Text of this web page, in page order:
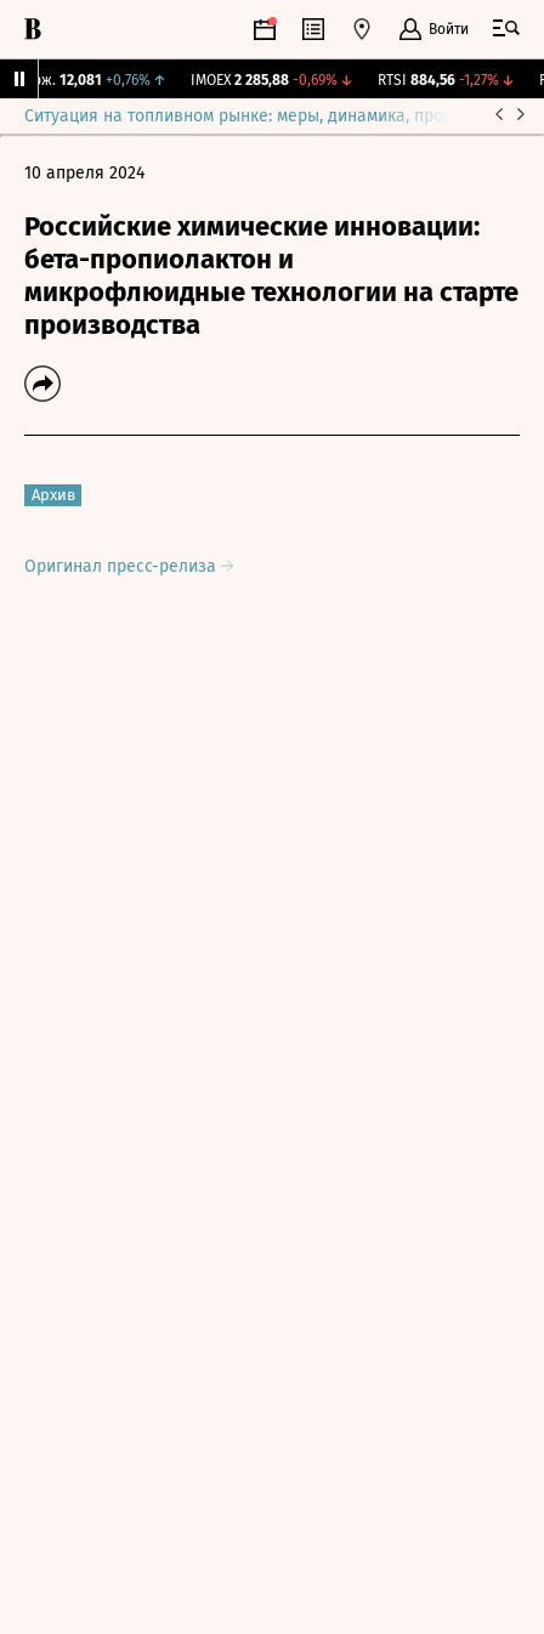
Войти
Бирж. 12,081 +0,76%↑ IMOEX 2 285,88 -0,69%↓ RTSI 884,56 -1,27%↓
Ситуация на топливном рынке: меры, динамика, прогнозы
10 апреля 2024
Российские химические инновации:
бета-пропиолактон и
микрофлюидные технологии на старте
производства
Архив
Оригинал пресс-релиза